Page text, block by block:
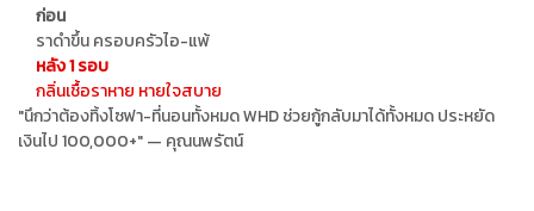
ก่อน
ราดำขึ้น ครอบครัวไอ-แพ้
หลัง 1 รอบ
กลิ่นเชื้อราหาย หายใจสบาย
"นึกว่าต้องทิ้งโซฟา-ที่นอนทั้งหมด WHD ช่วยกู้กลับมาได้ทั้งหมด ประหยัด
เงินไป 100,000+" — คุณนพรัตน์